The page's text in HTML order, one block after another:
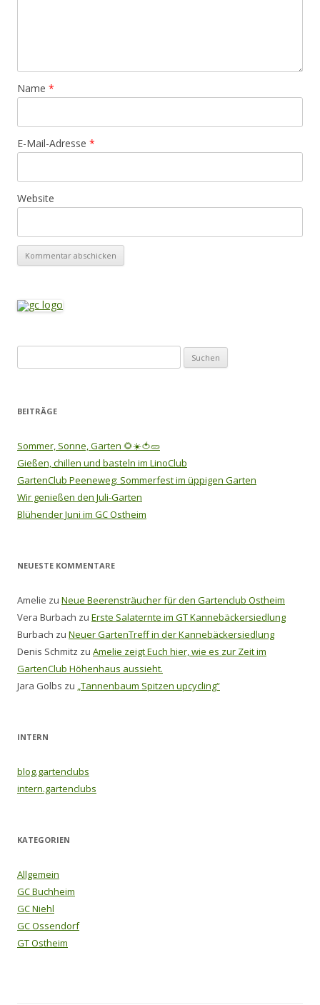
Name *
E-Mail-Adresse *
Website
nach:
BEITRÄGE
Sommer, Sonne, Garten 🌻☀️🍅🥒
Gießen, chillen und basteln im LinoClub
GartenClub Peeneweg: Sommerfest im üppigen Garten
Wir genießen den Juli-Garten
Blühender Juni im GC Ostheim
NEUESTE KOMMENTARE
Amelie zu Neue Beerensträucher für den Gartenclub Ostheim
Vera Burbach zu Erste Salaternte im GT Kannebäckersiedlung
Burbach zu Neuer GartenTreff in der Kannebäckersiedlung
Denis Schmitz zu Amelie zeigt Euch hier, wie es zur Zeit im
GartenClub Höhenhaus aussieht.
Jara Golbs zu „Tannenbaum Spitzen upcycling“
INTERN
blog.gartenclubs
intern.gartenclubs
KATEGORIEN
Allgemein
GC Buchheim
GC Niehl
GC Ossendorf
GT Ostheim